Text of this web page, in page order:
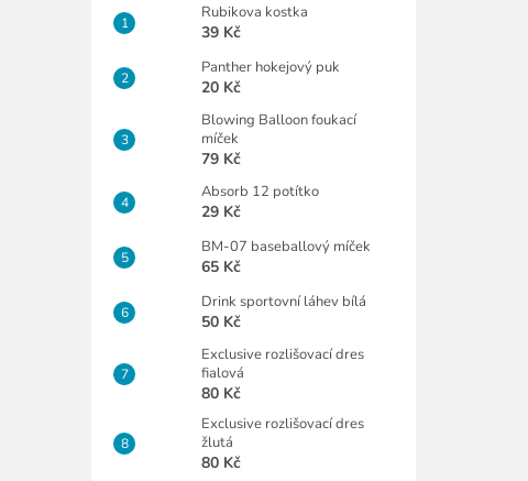
Rubikova kostka
39 Kč
Panther hokejový puk
20 Kč
Blowing Balloon foukací
míček
79 Kč
Absorb 12 potítko
29 Kč
BM-07 baseballový míček
65 Kč
Drink sportovní láhev bílá
50 Kč
Exclusive rozlišovací dres
fialová
80 Kč
Exclusive rozlišovací dres
žlutá
80 Kč